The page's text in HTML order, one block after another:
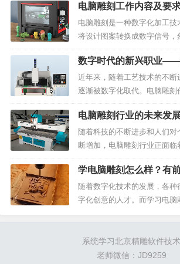
案、文字等。电脑雕刻机由计
和雕刻机主机三部分组成，市
的电脑雕刻机，包括木...
电脑雕刻工作内容及要
电脑雕刻是一种数字化加工技
将设计图案转换成数字信号，
行自动加工，从而实现对各种
效率加工的目的。电脑雕刻技
艺品、模型等行业得到广泛应
员是电脑雕刻工艺生产...
数字时代的新兴职业
近年来，随着工艺技术的不断
逐渐被数字化取代。电脑雕刻
正在蓬勃发展。本文将带您了
职责和招聘要求，以及数字化
职责电脑雕刻工是专门从事数
主要职责有：接受客...
电脑雕刻行业的未来发
分析
随着科技的不断进步和人们对
断增加，电脑雕刻行业正面临
挑战。在这个行业中，数控雕
造”的代表之一，它的出现为
大的变革，实现了高效率、高
效果。那么，电脑...
学电脑雕刻怎么样？有
随着数字化技术的发展，各种
字化创意的人才。而学习电脑
途。学电脑雕刻未来前途无限
雕刻是一个非常热门的领...
系统学习北京精雕软件技术
老师微信：JD9259